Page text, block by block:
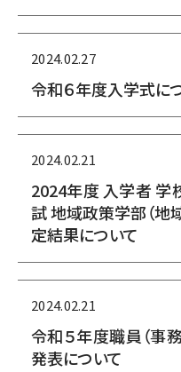
2024.02.27
令和６年度入学式に
2024.02.21
2024年度 入学者 学
試 地域政策学部（地
定結果について
2024.02.21
令和５年度職員（事
発表について